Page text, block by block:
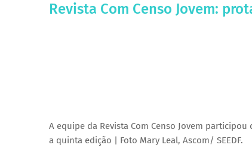
Revista Com Censo Jovem:
A equipe da Revista Com Censo Jovem
a quinta edição | Foto Mary Leal, Ascom/ SEEDF.